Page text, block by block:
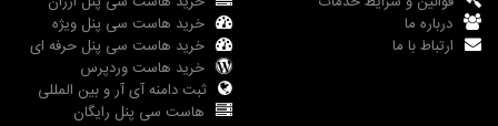
درباره ما
ارتباط با ما
خرید هاست سی پنل ویژه
خرید هاست سی پنل حرفه ای
خرید هاست وردپرس
ثبت دامنه آی آر و بین المللی
هاست سی پنل رایگان